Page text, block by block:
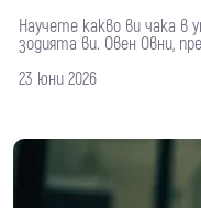
Научете какво ви чака в
зодията ви. Овен Овни,
23 юни 2026